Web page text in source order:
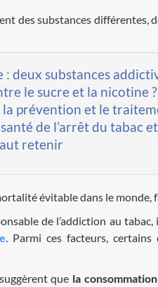
des substances différentes,
: deux substances
le sucre et la nicotine ?
prévention et le
de l’arrêt du tabac
retenir
évitable dans le monde,
de l’addiction au
. Parmi ces facteurs,
que la